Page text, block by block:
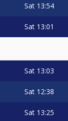
Sat 13:54
Sat 13:01
Sat 13:03
Sat 12:38
Sat 13:25